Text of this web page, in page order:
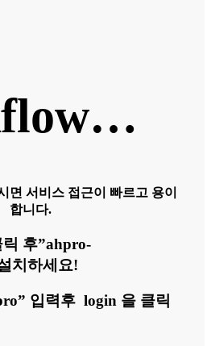
면 서비스 접근이 빠르고 용이
합니다.
후”ahpro-
치하세요!
입력후 login 을 클릭